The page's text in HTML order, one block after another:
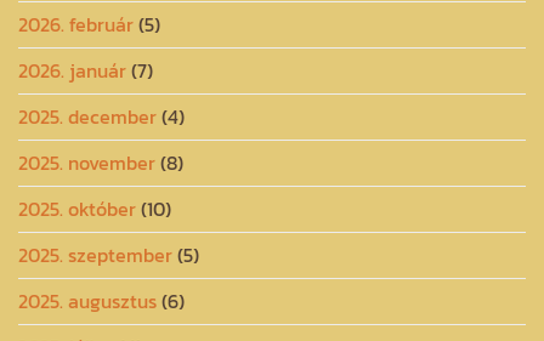
2026. február(5)
2026. január(7)
2025. december(4)
2025. november(8)
2025. október(10)
2025. szeptember(5)
2025. augusztus(6)